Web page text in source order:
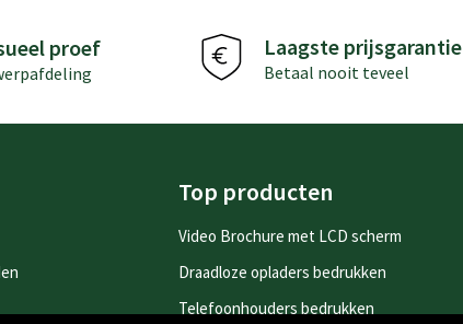
proef Laagste prijsgarantie
Betaal nooit teveel
Top producten
Video Brochure met LCD scherm
Draadloze opladers bedrukken
Telefoonhouders bedrukken